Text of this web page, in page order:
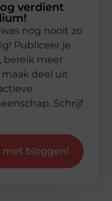
verdient
nog nooit zo
Publiceer je
bereik meer
maak deel uit
Schrijf
met bloggen!